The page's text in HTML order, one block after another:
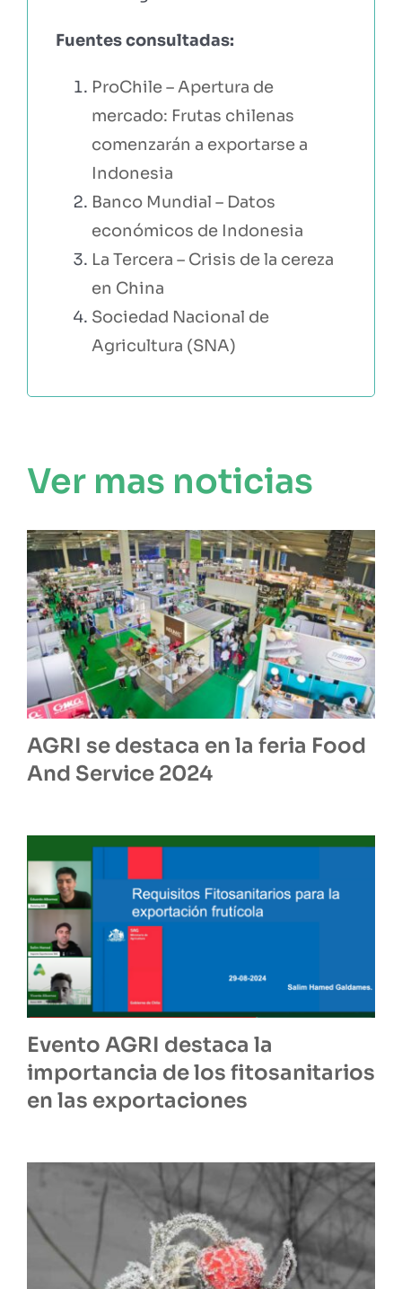
Fuentes consultadas:
ProChile – Apertura de
mercado: Frutas chilenas
comenzarán a exportarse a
Indonesia
Banco Mundial – Datos
económicos de Indonesia
La Tercera – Crisis de la cereza
en China
Sociedad Nacional de
Agricultura (SNA)
Ver mas noticias
AGRI se destaca en la feria Food
And Service 2024
Evento AGRI destaca la
importancia de los fitosanitarios
en las exportaciones